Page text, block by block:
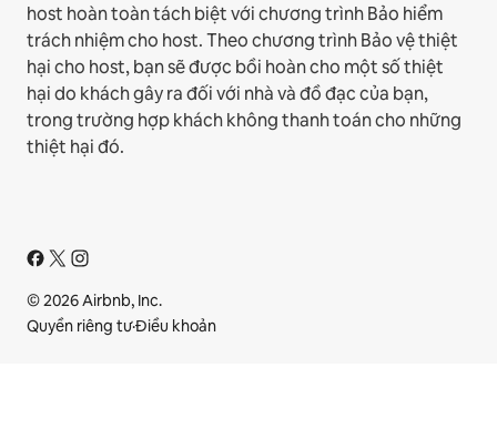
host hoàn toàn tách biệt với chương trình Bảo hiểm
trách nhiệm cho host. Theo chương trình Bảo vệ thiệt
hại cho host, bạn sẽ được bồi hoàn cho một số thiệt
hại do khách gây ra đối với nhà và đồ đạc của bạn,
trong trường hợp khách không thanh toán cho những
thiệt hại đó.
© 2026 Airbnb, Inc.
Quyền riêng tư·Điều khoản